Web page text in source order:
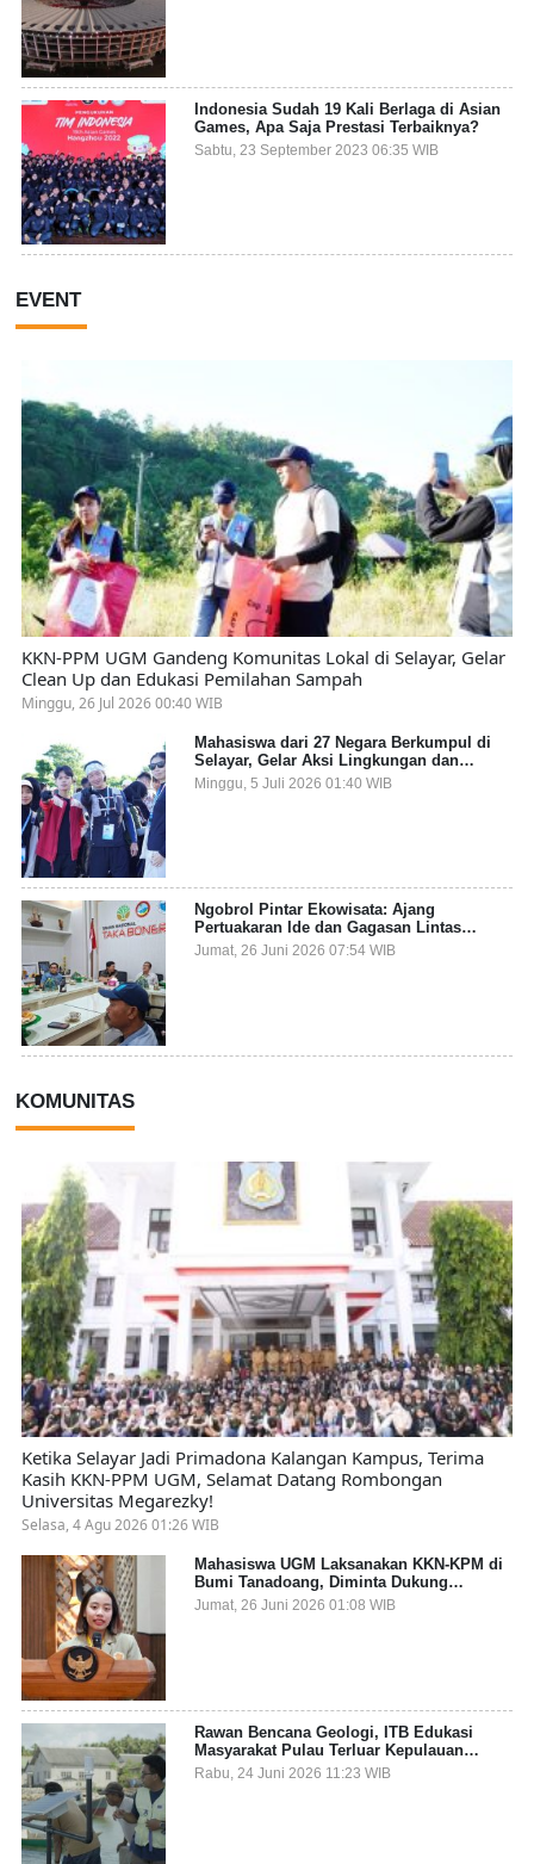
Indonesia Sudah 19 Kali Berlaga di Asian
Games, Apa Saja Prestasi Terbaiknya?
Sabtu, 23 September 2023 06:35 WIB
EVENT
KKN-PPM UGM Gandeng Komunitas Lokal di Selayar, Gelar
Clean Up dan Edukasi Pemilahan Sampah
Minggu, 26 Jul 2026 00:40 WIB
Mahasiswa dari 27 Negara Berkumpul di
Selayar, Gelar Aksi Lingkungan dan
Dalami Kearifan Lokal Bumi Tanadoang
Minggu, 5 Juli 2026 01:40 WIB
Ngobrol Pintar Ekowisata: Ajang
Pertuakaran Ide dan Gagasan Lintas
Sektor
Jumat, 26 Juni 2026 07:54 WIB
KOMUNITAS
Ketika Selayar Jadi Primadona Kalangan Kampus, Terima
Kasih KKN-PPM UGM, Selamat Datang Rombongan
Universitas Megarezky!
Selasa, 4 Agu 2026 01:26 WIB
Mahasiswa UGM Laksanakan KKN-KPM di
Bumi Tanadoang, Diminta Dukung
Gemerlap dan Beri Solusi pada Persoalan
Sampah Pesisir
Jumat, 26 Juni 2026 01:08 WIB
Rawan Bencana Geologi, ITB Edukasi
Masyarakat Pulau Terluar Kepulauan
Selayar Terkait Mitigasi Berbasis Kawasan
Pesisir
Rabu, 24 Juni 2026 11:23 WIB